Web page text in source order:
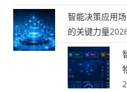
智能决策应用
的关键力量